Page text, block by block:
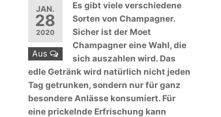
JAN.
28
2020
Aus
Es gibt viele verschiedene
Sorten von Champagner.
Sicher ist der Moet
Champagner eine Wahl, die
sich auszahlen wird. Das
edle Getränk wird natürlich nicht jeden
Tag getrunken, sondern nur für ganz
besondere Anlässe konsumiert. Für
eine prickelnde Erfrischung kann